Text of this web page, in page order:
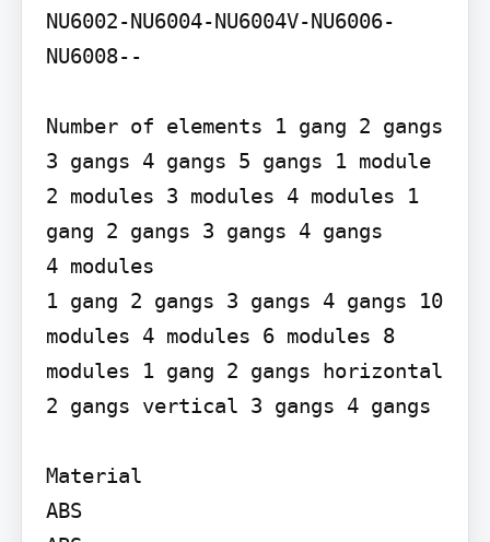
NU6002-NU6004-NU6004V-NU6006-
NU6008--
Number of elements 1 gang 2 gangs
3 gangs 4 gangs 5 gangs 1 module
2 modules 3 modules 4 modules 1
gang 2 gangs 3 gangs 4 gangs
4 modules
1 gang 2 gangs 3 gangs 4 gangs 10
modules 4 modules 6 modules 8
modules 1 gang 2 gangs horizontal
2 gangs vertical 3 gangs 4 gangs
Material
ABS